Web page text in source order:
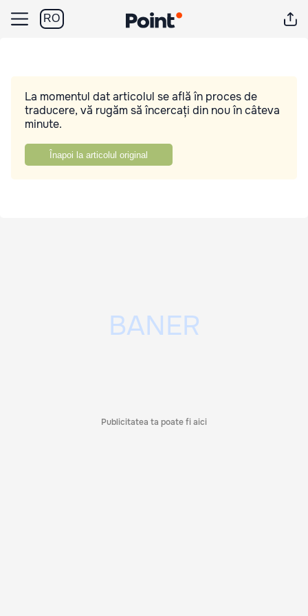
RO
La momentul dat articolul se află în proces de
traducere, vă rugăm să încercați din nou în câteva
minute.
Înapoi la articolul original
Publicitatea ta poate fi aici